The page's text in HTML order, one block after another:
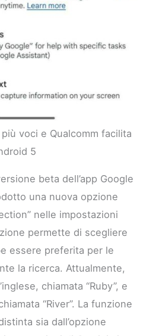
voci e Qualcomm facilita
5
beta dell’app Google
una nuova opzione
nelle impostazioni
permette di scegliere
essere preferita per le
la ricerca. Attualmente,
chiamata “Ruby”, e
“River”. La funzione
sia dall’opzione